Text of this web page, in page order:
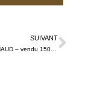
SUIVANT
Lot n° 298 RENAUD – vendu 150 € TTC